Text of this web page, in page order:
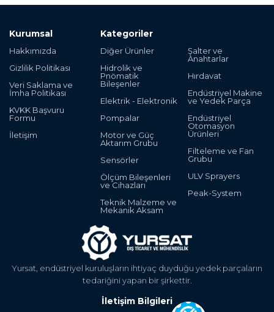
Yursat, endüstriyel kuruluşların ihtiyaç duyduğu yedek parçaların
tedariğini yapan bir şirkettir.
Kurumsal
Hakkımızda
Gizlilik Politikası
Veri Saklama ve
İmha Politikası
KVKK Başvuru
Formu
İletişim
Kategoriler
Diğer Ürünler
Hidrolik ve
Pnömatik
Bileşenler
Elektrik - Elektronik
Pompalar
Motor ve Güç
Aktarım Grubu
Sensörler
Ölçüm Bileşenleri
ve Cihazları
Teknik Malzeme ve
Mekanik Aksam
Şalter ve
Anahtarlar
Hırdavat
Endüstriyel Makine
ve Yedek Parça
Endüstriyel
Otomasyon
Ürünleri
Filteleme ve Fan
Grubu
ULV Sprayers
Peak-System
İletişim Bilgileri